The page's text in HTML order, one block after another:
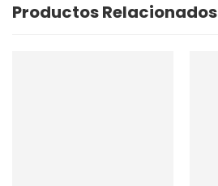
Productos Relacionados